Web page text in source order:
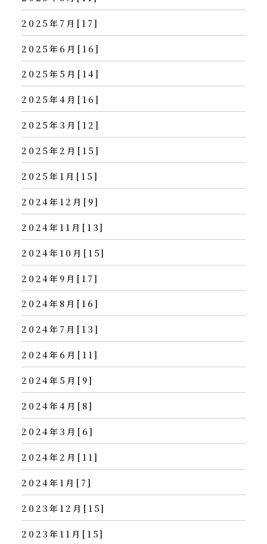
2025年7月[17]
2025年6月[16]
2025年5月[14]
2025年4月[16]
2025年3月[12]
2025年2月[15]
2025年1月[15]
2024年12月[9]
2024年11月[13]
2024年10月[15]
2024年9月[17]
2024年8月[16]
2024年7月[13]
2024年6月[11]
2024年5月[9]
2024年4月[8]
2024年3月[6]
2024年2月[11]
2024年1月[7]
2023年12月[15]
2023年11月[15]